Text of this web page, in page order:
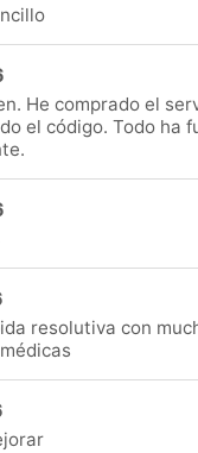
He comprado el
el código. Todo ha
resolutiva con